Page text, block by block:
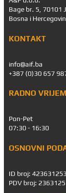
Bage br. 5, 70101
Bosna i
KONTAKT
info@aif.ba
+387 (0)30 657
RADNO
Pon-Pet
07:30 - 16:30
OSNOVNI
ID broj:
PDV broj: